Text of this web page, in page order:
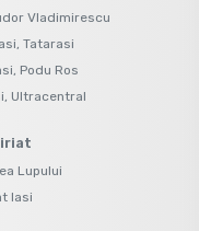
Vladimirescu
Tatarasi
Podu Ros
Ultracentral
Lupului
Iasi